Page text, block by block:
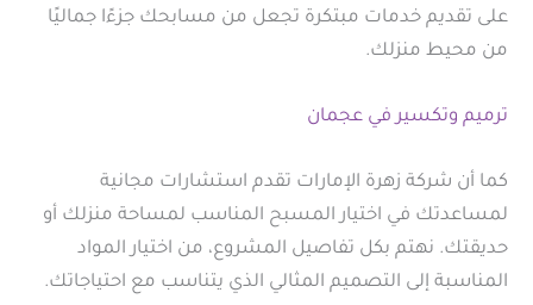
على تقديم خدمات مبتكرة تجعل من مسابحك جزءًا جماليًا
من محيط منزلك.
ترميم وتكسير في عجمان
كما أن شركة زهرة الإمارات تقدم استشارات مجانية
لمساعدتك في اختيار المسبح المناسب لمساحة منزلك أو
حديقتك. نهتم بكل تفاصيل المشروع، من اختيار المواد
المناسبة إلى التصميم المثالي الذي يتناسب مع احتياجاتك.